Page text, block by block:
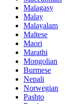
Malagasy
Malay
Malayalam
Maltese
Maori
Marathi
Mongolian
Burmese
Nepali
Norwegian
Pashto